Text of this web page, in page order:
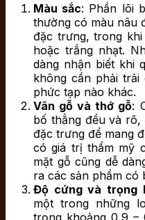
Màu sắc: Phần lõi
thường có màu nâu
đặc trưng, trong
hoặc trắng nhạt.
dàng nhận biết khi
không cần phải
phức tạp nào khác.
Vân gỗ và thớ gỗ:
bố thẳng đều và
đặc trưng để mang
có giá trị thẩm mỹ
mặt gỗ cũng dễ
ra các sản phẩm có
Độ cứng và trọng
một trong những
trọng khoảng 0,9 –